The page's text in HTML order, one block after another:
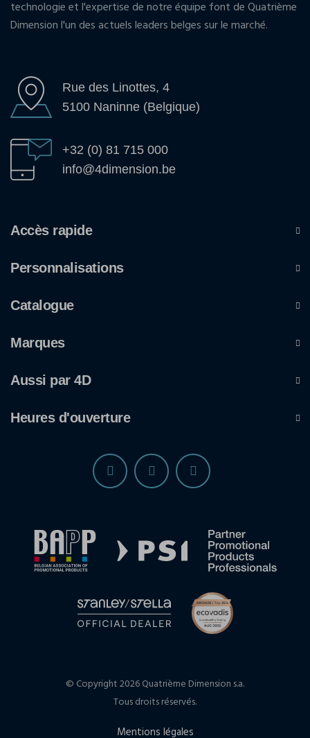
technologie et l'expertise de notre équipe font de Quatrième
Dimension l'un des actuels leaders belges sur le marché.
Rue des Linottes, 4
5100 Naninne (Belgique)
+32 (0) 81 715 000
info@4dimension.be
Accès rapide
Personnalisations
Catalogue
Marques
Aussi par 4D
Heures d'ouverture
© Copyright 2026 Quatrième Dimension s.a.
Tous droits réservés.
Mentions légales